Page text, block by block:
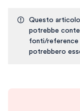
Questo
potrebbe
fonti/reference
potrebbero